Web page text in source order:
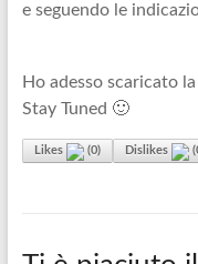
e seguendo le
Ho adesso scaricato
Stay Tuned 🙂
Likes (0) Dislikes (